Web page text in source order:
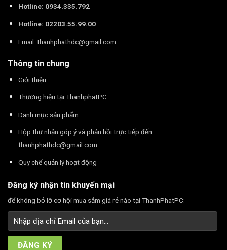
Hotline: 0934.335.792
Hotline: 02203.55.99.00
Email: thanhphathdc@gmail.com
Thông tin chung
Giới thiệu
Thương hiệu tại ThanhphatPC
Danh mục sản phẩm
Hộp thư nhận góp ý và phản hồi trực tiếp đến
thanhphathdc@gmail.com
Quy chế quản lý hoạt động
Đăng ký nhận tin khuyến mại
để không bỏ lỡ cơ hội mua sắm giá rẻ nào tại ThanhPhatPC: